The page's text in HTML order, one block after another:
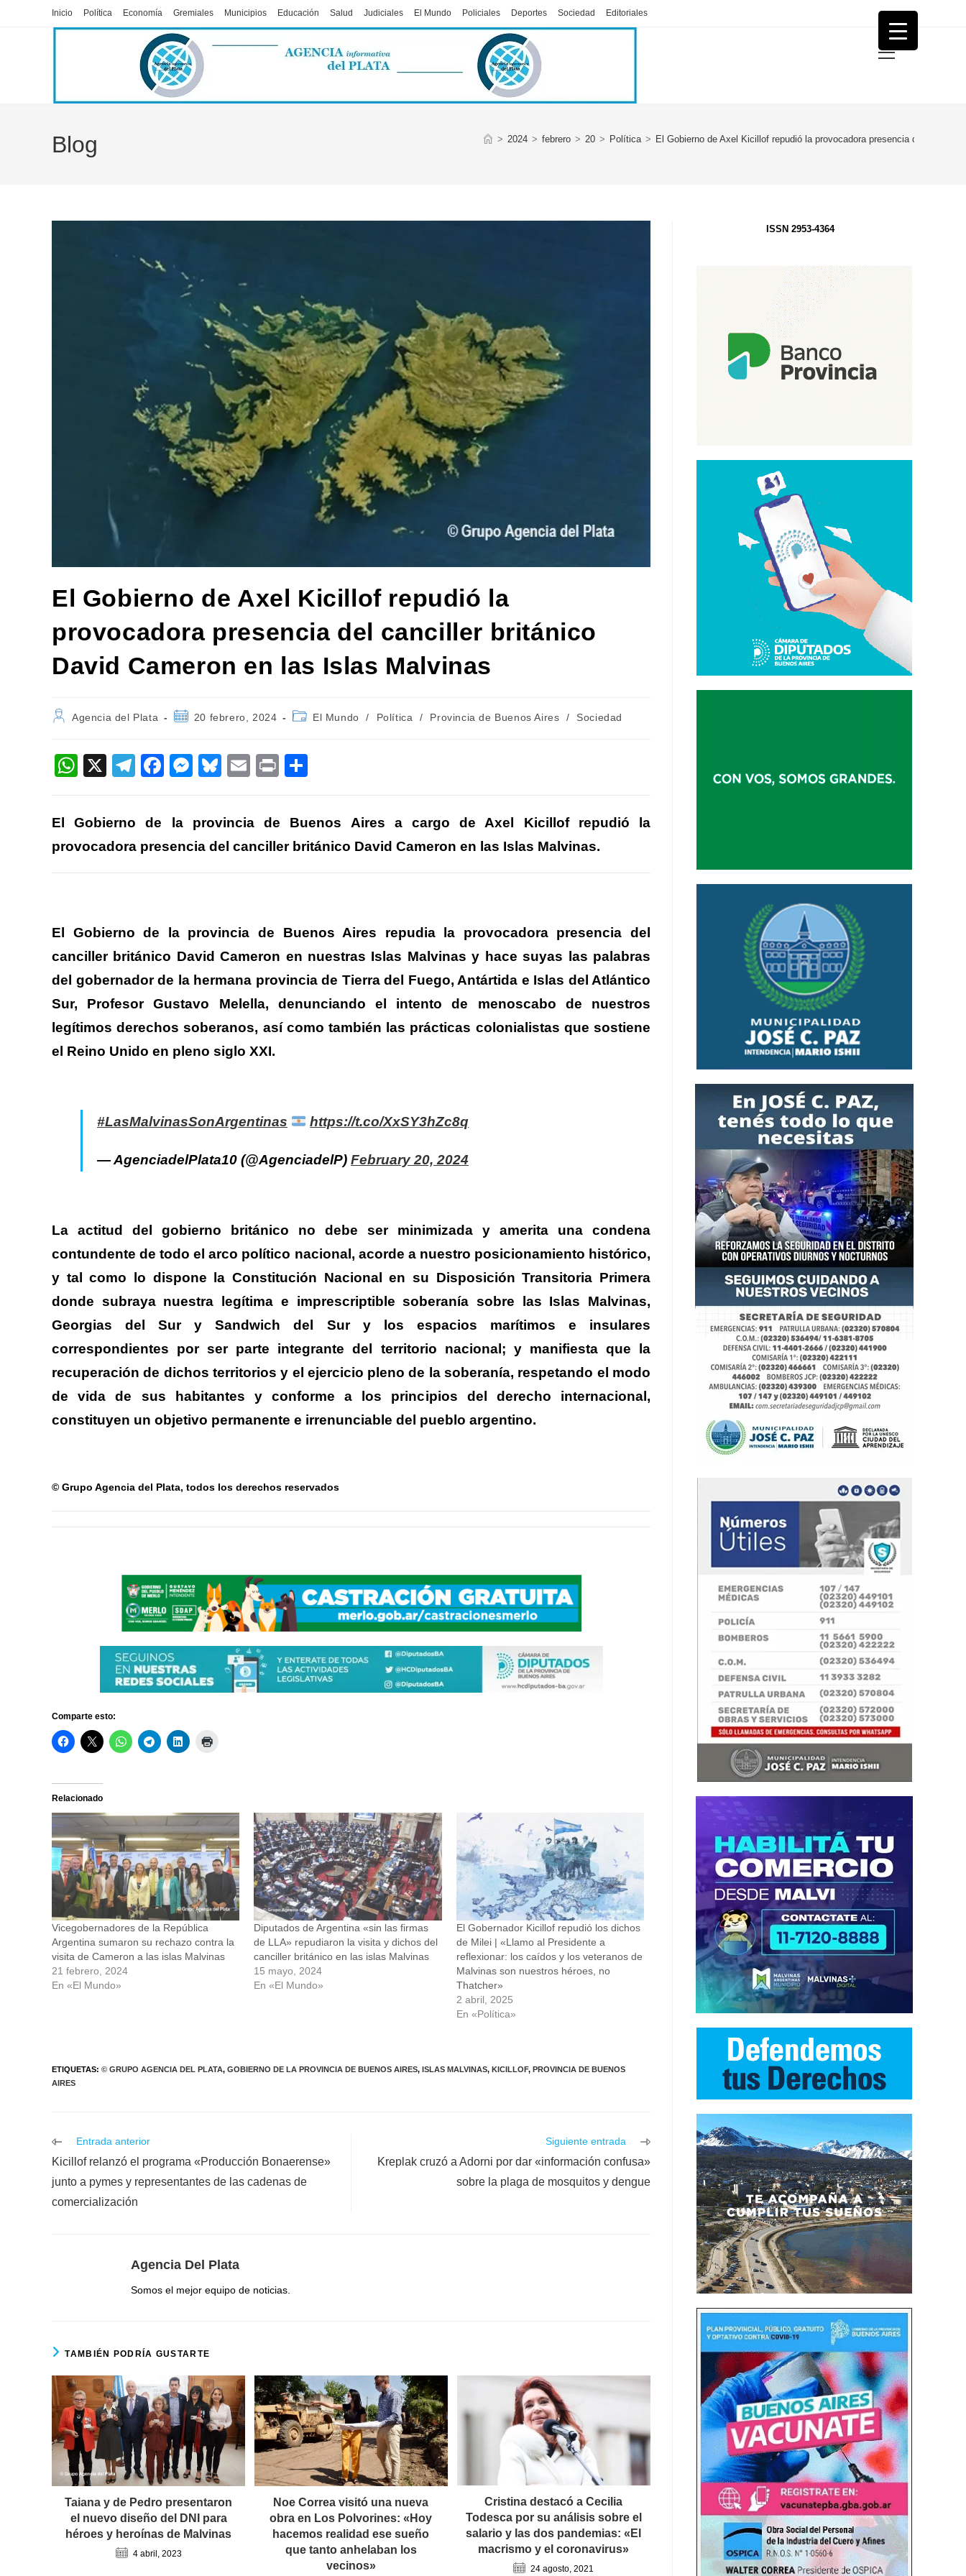
Inicio Política Economía Gremiales Municipios Educación Salud Judiciales El Mundo Policiales Deportes Sociedad Editoriales
Menú
Blog > 2024 > febrero > 20 > Política > El Gobierno de Axel Kicillof repudió la provocadora presencia del
El Gobierno de Axel Kicillof repudió la
provocadora presencia del canciller británico
David Cameron en las Islas Malvinas
Autor
entrada:
Agencia del Plata
Publicación
entrada:
20 febrero, 2024
Categoría
entrada:
El Mundo / Política / Provincia de Buenos Aires / Sociedad
W
at
s
A
X
T
gr
a
F
c
e
b
k
M
e
n
Bl
e
sk
y
E
ail
Pr
p
ar
El Gobierno de la provincia de Buenos Aires a cargo de Axel Kicillof repudió la
provocadora presencia del canciller británico David Cameron en las Islas Malvinas.
El Gobierno de la provincia de Buenos Aires repudia la provocadora presencia del
canciller británico David Cameron en nuestras Islas Malvinas y hace suyas las palabras
del gobernador de la hermana provincia de Tierra del Fuego, Antártida e Islas del Atlántico
Sur, Profesor Gustavo Melella, denunciando el intento de menoscabo de nuestros
legítimos derechos soberanos, así como también las prácticas colonialistas que sostiene
el Reino Unido en pleno siglo XXI.
#LasMalvinasSonArgentinas https://t.co/XxSY3hZc8q
— AgenciadelPlata10 (@AgenciadelP) February 20, 2024
La actitud del gobierno británico no debe ser minimizada y amerita una condena
contundente de todo el arco político nacional, acorde a nuestro posicionamiento histórico,
y tal como lo dispone la Constitución Nacional en su Disposición Transitoria Primera
donde subraya nuestra legítima e imprescriptible soberanía sobre las Islas Malvinas,
Georgias del Sur y Sandwich del Sur y los espacios marítimos e insulares
correspondientes por ser parte integrante del territorio nacional; y manifiesta que la
recuperación de dichos territorios y el ejercicio pleno de la soberanía, respetando el modo
de vida de sus habitantes y conforme a los principios del derecho internacional,
constituyen un objetivo permanente e irrenunciable del pueblo argentino.
© Grupo Agencia del Plata, todos los derechos reservados
Comparte esto:
Relacionado
Vicegobernadores de la República
Argentina sumaron su rechazo contra la
visita de Cameron a las islas Malvinas
21 febrero, 2024
En «El Mundo»
Diputados de Argentina «sin las firmas
de LLA» repudiaron la visita y dichos del
canciller británico en las islas Malvinas
15 mayo, 2024
En «El Mundo»
El Gobernador Kicillof repudió los dichos
de Milei | «Llamo al Presidente a
reflexionar: los caídos y los veteranos de
Malvinas son nuestros héroes, no
Thatcher»
2 abril, 2025
En «Política»
ETIQUETAS: © GRUPO AGENCIA DEL PLATA, GOBIERNO DE LA PROVINCIA DE BUENOS AIRES, ISLAS MALVINAS, KICILLOF, PROVINCIA DE BUENOS
AIRES
Leer
artículos
Entrada anterior
Kicillof relanzó el programa «Producción Bonaerense»
junto a pymes y representantes de las cadenas de
comercialización
Siguiente entrada
Kreplak cruzó a Adorni por dar «información confusa»
sobre la plaga de mosquitos y dengue
Agencia Del Plata
Somos el mejor equipo de noticias.
TAMBIÉN PODRÍA GUSTARTE
Taiana y de Pedro presentaron
el nuevo diseño del DNI para
héroes y heroínas de Malvinas
4 abril, 2023
Noe Correa visitó una nueva
obra en Los Polvorines: «Hoy
hacemos realidad ese sueño
que tanto anhelaban los
vecinos»
Cristina destacó a Cecilia
Todesca por su análisis sobre el
salario y las dos pandemias: «El
macrismo y el coronavirus»
24 agosto, 2021
ISSN 2953-4364